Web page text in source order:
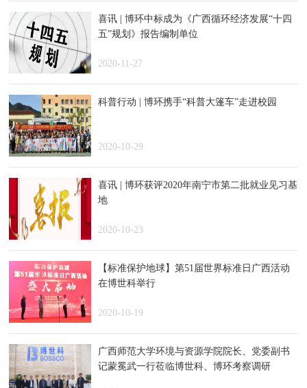
喜讯 | 博环中标成为《广西循环经济发展“十四
五”规划》报告编制单位
2020-11-27
科普行动 | 博环携手“科普大篷车”走进校园
2020-10-29
喜讯 | 博环获评2020年南宁市第二批就业见习基
地
2020-10-23
【标准保护地球】第51届世界标准日广西活动
在博世科举行
2020-10-19
广西师范大学环境与资源学院院长、党委副书
记蒙冕武一行莅临博世科、博环考察调研